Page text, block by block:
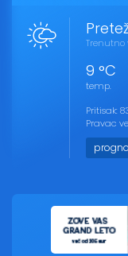
Trenutno
9 °C
temp.
Pritisak:
Pravac